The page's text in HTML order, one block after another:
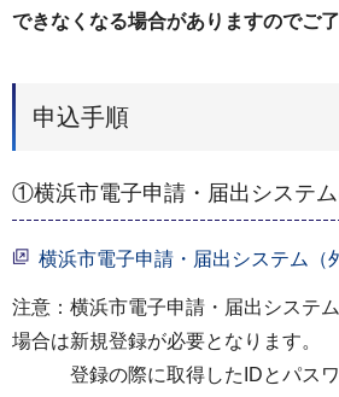
できなくなる場合がありますのでご了
申込手順
①横浜市電子申請・届出システ
横浜市電子申請・届出システム（
注意：横浜市電子申請・届出システ
場合は新規登録が必要となります。
登録の際に取得したIDとパスワ